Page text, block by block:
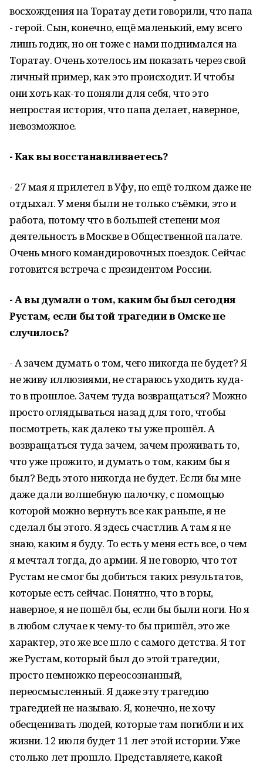
восхождения на Торатау дети говорили, что папа
- герой. Сын, конечно, ещё маленький, ему всего
лишь годик, но он тоже с нами поднимался на
Торатау. Очень хотелось им показать через свой
личный пример, как это происходит. И чтобы
они хоть как-то поняли для себя, что это
непростая история, что папа делает, наверное,
невозможное.
- Как вы восстанавливаетесь?
- 27 мая я прилетел в Уфу, но ещё толком даже не
отдыхал. У меня были не только съёмки, это и
работа, потому что в большей степени моя
деятельность в Москве в Общественной палате.
Очень много командировочных поездок. Сейчас
готовится встреча с президентом России.
- А вы думали о том, каким бы был сегодня
Рустам, если бы той трагедии в Омске не
случилось?
- А зачем думать о том, чего никогда не будет? Я
не живу иллюзиями, не стараюсь уходить куда-
то в прошлое. Зачем туда возвращаться? Можно
просто оглядываться назад для того, чтобы
посмотреть, как далеко ты уже прошёл. А
возвращаться туда зачем, зачем проживать то,
что уже прожито, и думать о том, каким бы я
был? Ведь этого никогда не будет. Если бы мне
даже дали волшебную палочку, с помощью
которой можно вернуть все как раньше, я не
сделал бы этого. Я здесь счастлив. А там я не
знаю, каким я буду. То есть у меня есть все, о чем
я мечтал тогда, до армии. Я не говорю, что тот
Рустам не смог бы добиться таких результатов,
которые есть сейчас. Понятно, что в горы,
наверное, я не пошёл бы, если бы были ноги. Но я
в любом случае к чему-то бы пришёл, это же
характер, это же все шло с самого детства. Я тот
же Рустам, который был до этой трагедии,
просто немножко переосознанный,
переосмысленный. Я даже эту трагедию
трагедией не называю. Я, конечно, не хочу
обесценивать людей, которые там погибли и их
жизни. 12 июля будет 11 лет этой истории. Уже
столько лет прошло. Представляете, какой